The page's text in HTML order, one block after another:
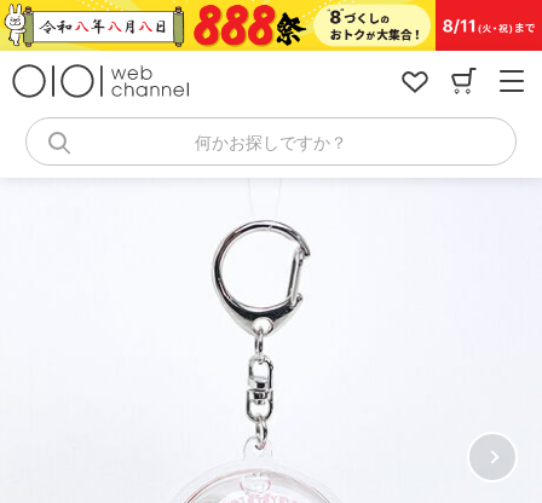
コ
ン
何かお探しですか？